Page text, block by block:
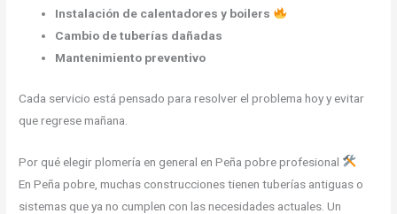
Instalación de calentadores y boilers
Cambio de tuberías dañadas
Mantenimiento preventivo
Cada servicio está pensado para resolver el problema hoy y evitar
que regrese mañana.
Por qué elegir plomería en general en Peña pobre profesional
En Peña pobre, muchas construcciones tienen tuberías antiguas o
sistemas que ya no cumplen con las necesidades actuales. Un